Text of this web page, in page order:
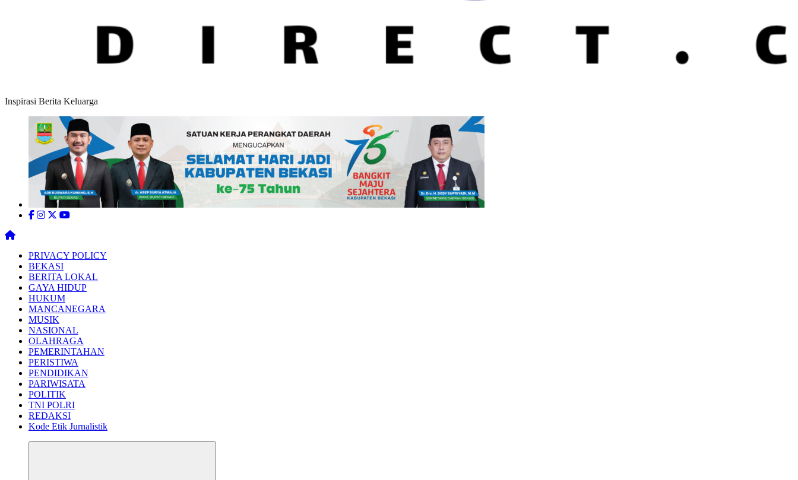
Inspirasi Berita Keluarga
PRIVACY POLICY
BEKASI
BERITA LOKAL
GAYA HIDUP
HUKUM
MANCANEGARA
MUSIK
NASIONAL
OLAHRAGA
PEMERINTAHAN
PERISTIWA
PENDIDIKAN
PARIWISATA
POLITIK
TNI POLRI
REDAKSI
Kode Etik Jurnalistik